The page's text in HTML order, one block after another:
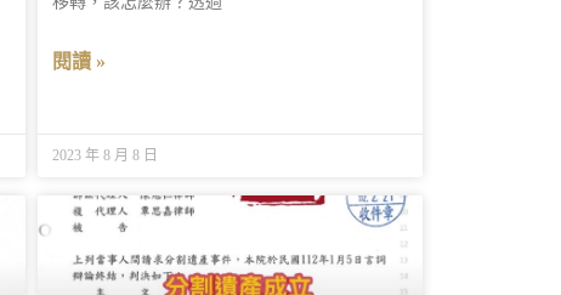
閱讀 »
2023 年 8 月 8 日